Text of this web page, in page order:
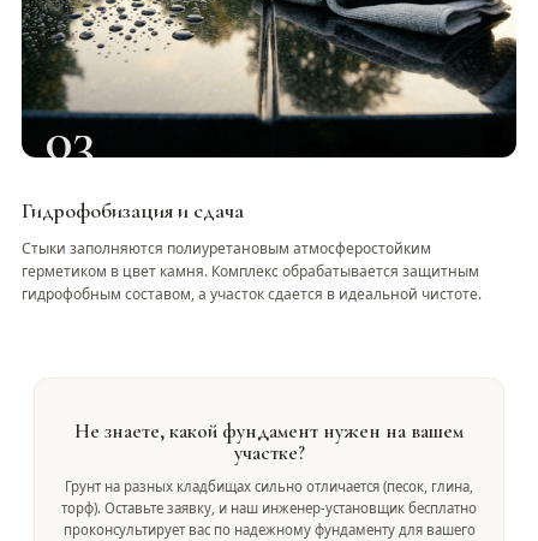
03
Гидрофобизация и сдача
Стыки заполняются полиуретановым атмосферостойким
герметиком в цвет камня. Комплекс обрабатывается защитным
гидрофобным составом, а участок сдается в идеальной чистоте.
Не знаете, какой фундамент нужен на вашем
участке?
Грунт на разных кладбищах сильно отличается (песок, глина,
торф). Оставьте заявку, и наш инженер-установщик бесплатно
проконсультирует вас по надежному фундаменту для вашего